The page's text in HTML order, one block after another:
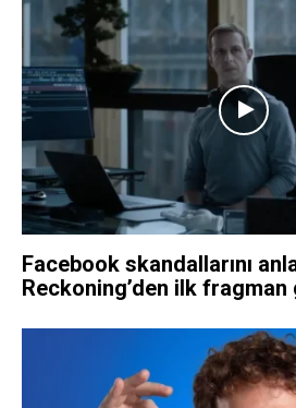
Facebook skandallarını
Reckoning’den ilk fragman